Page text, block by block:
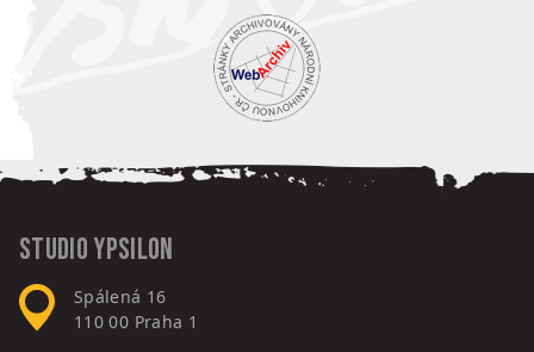
Studio Ypsilon
Spálená 16
110 00 Praha 1